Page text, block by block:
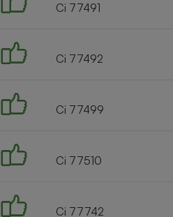
Ci 77491
Ci 77492
Ci 77499
Ci 77510
Ci 77742